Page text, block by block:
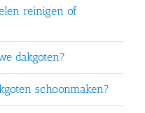
reinigen of
dakgoten?
schoonmaken?